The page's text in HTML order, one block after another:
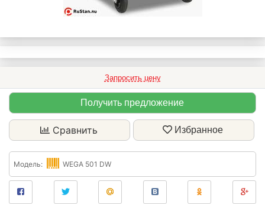
Запросить цену
Получить предложение
Сравнить Избранное
Модель: WEGA 501 DW